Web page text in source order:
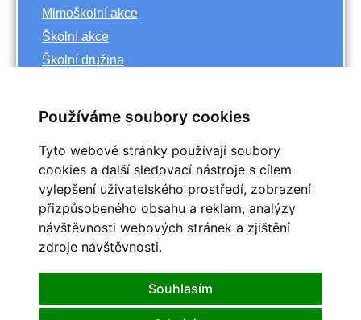
Používáme soubory cookies
Tyto webové stránky používají soubory
cookies a další sledovací nástroje s cílem
vylepšení uživatelského prostředí, zobrazení
přizpůsobeného obsahu a reklam, analýzy
návštěvnosti webových stránek a zjištění
zdroje návštěvnosti.
Souhlasím
Mimoškolní akce
Školní akce
Školní družina
<< říjen
<< 2023
>>
Po
Út St Čt Pá So
2
3 4
9
10 11 12 13 14
15
19